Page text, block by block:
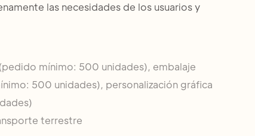
las necesidades de los usuarios y
mínimo: 500 unidades), embalaje
500 unidades), personalización gráfica
terrestre